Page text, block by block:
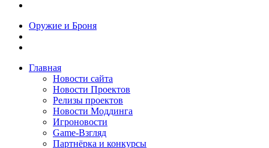
Оружие и Броня
Главная
Новости сайта
Новости Проектов
Релизы проектов
Новости Моддинга
Игроновости
Game-Взгляд
Партнёрка и конкурсы